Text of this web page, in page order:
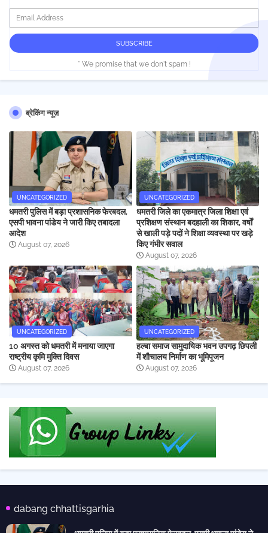
* We promise that we don't spam !
ब्रेकिंग न्यूज़
UNCATEGORIZED
धमतरी पुलिस में बड़ा प्रशासनिक फेरबदल,
एसपी भावना पांडेय ने जारी किए तबादला
आदेश
August 07, 2026
UNCATEGORIZED
धमतरी जिले का एकमात्र जिला शिक्षा एवं
प्रशिक्षण संस्थान बदहाली का शिकार, वर्षों
से खाली पड़े पदों ने शिक्षा व्यवस्था पर खड़े
किए गंभीर सवाल
August 07, 2026
UNCATEGORIZED
10 अगस्त को धमतरी में मनाया जाएगा
राष्ट्रीय कृमि मुक्ति दिवस
August 07, 2026
UNCATEGORIZED
हल्बा समाज सामुदायिक भवन उपगढ़ छिपली
में शौचालय निर्माण का भूमिपूजन
August 07, 2026
dabang chhattisgarhia